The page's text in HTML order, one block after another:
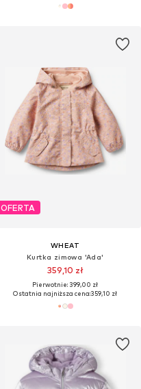
OFERTA
WHEAT
Kurtka zimowa 'Ada'
359,10 zł
Pierwotnie: 399,00 zł
Ostatnia najniższa cena:359,10 zł